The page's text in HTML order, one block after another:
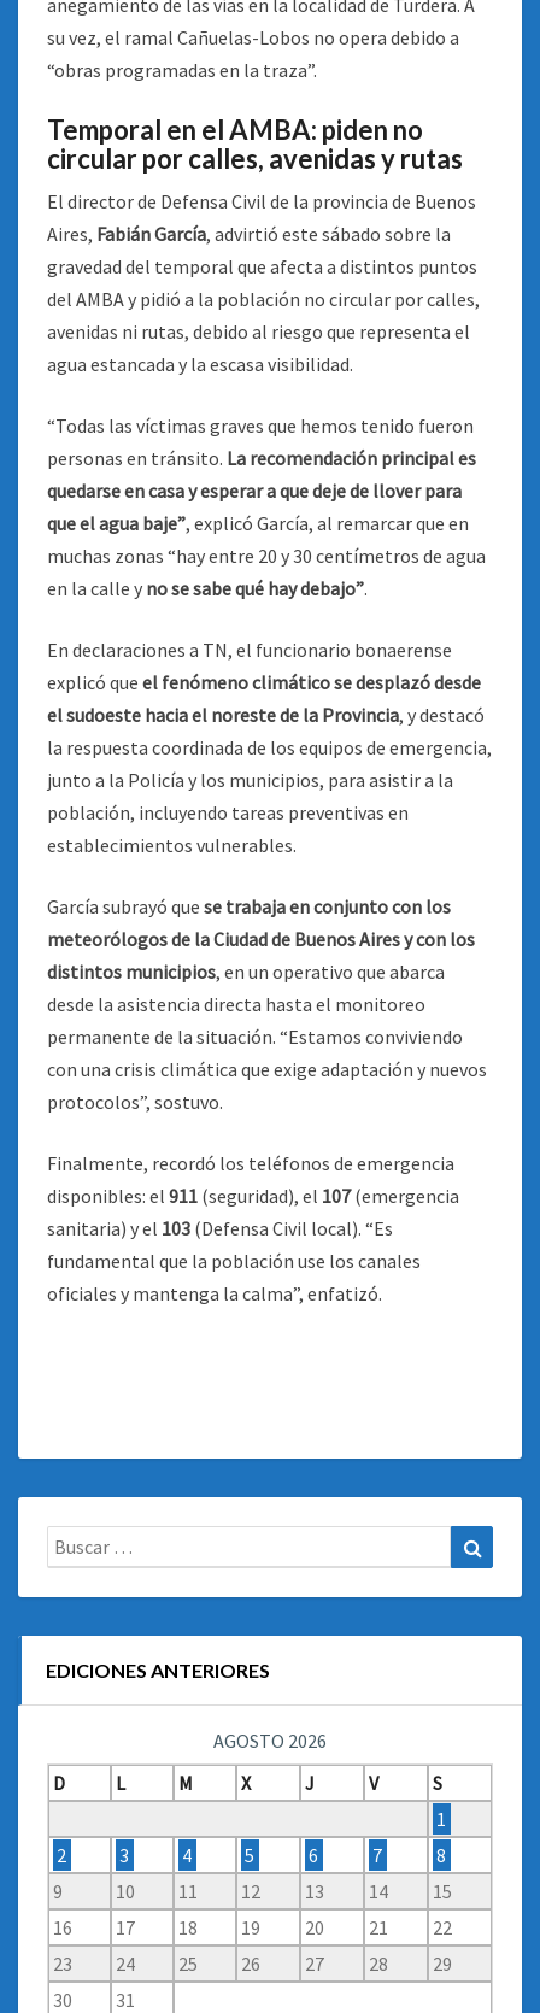
anegamiento de las vías en la localidad de Turdera. A
su vez, el ramal Cañuelas-Lobos no opera debido a
“obras programadas en la traza”.
Temporal en el AMBA: piden no
circular por calles, avenidas y rutas
El director de Defensa Civil de la provincia de Buenos
Aires, Fabián García, advirtió este sábado sobre la
gravedad del temporal que afecta a distintos puntos
del AMBA y pidió a la población no circular por calles,
avenidas ni rutas, debido al riesgo que representa el
agua estancada y la escasa visibilidad.
“Todas las víctimas graves que hemos tenido fueron
personas en tránsito. La recomendación principal es
quedarse en casa y esperar a que deje de llover para
que el agua baje”, explicó García, al remarcar que en
muchas zonas “hay entre 20 y 30 centímetros de agua
en la calle y no se sabe qué hay debajo”.
En declaraciones a TN, el funcionario bonaerense
explicó que el fenómeno climático se desplazó desde
el sudoeste hacia el noreste de la Provincia, y destacó
la respuesta coordinada de los equipos de emergencia,
junto a la Policía y los municipios, para asistir a la
población, incluyendo tareas preventivas en
establecimientos vulnerables.
García subrayó que se trabaja en conjunto con los
meteorólogos de la Ciudad de Buenos Aires y con los
distintos municipios, en un operativo que abarca
desde la asistencia directa hasta el monitoreo
permanente de la situación. “Estamos conviviendo
con una crisis climática que exige adaptación y nuevos
protocolos”, sostuvo.
Finalmente, recordó los teléfonos de emergencia
disponibles: el 911 (seguridad), el 107(emergencia
sanitaria) y el 103 (Defensa Civil local). “Es
fundamental que la población use los canales
oficiales y mantenga la calma”, enfatizó.
Buscar:
EDICIONES ANTERIORES
AGOSTO 2026
D
L M X J V
S
1
2
3 4 5 6 7
8
9
10 11 12 13 14
15
16
17 18 19 20 21
22
23
24 25 26 27 28
29
30
31